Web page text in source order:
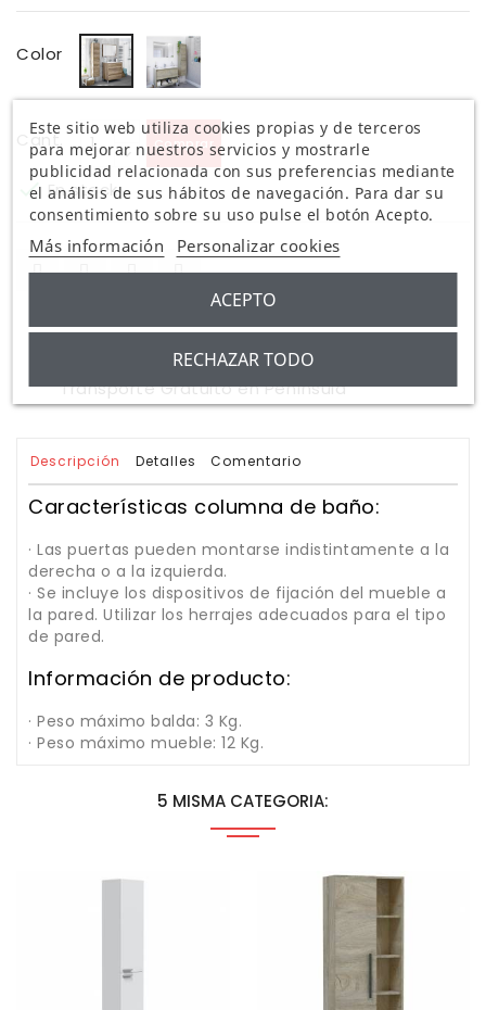
Color Nordik Alaska
Cant. Comprar
 En stock
Transporte Gratuito en Península
Descripción Detalles Comentario
Características columna de baño:
· Las puertas pueden montarse indistintamente a la
derecha o a la izquierda.
· Se incluye los dispositivos de fijación del mueble a
la pared. Utilizar los herrajes adecuados para el tipo
de pared.
Información de producto:
· Peso máximo balda: 3 Kg.
· Peso máximo mueble: 12 Kg.
5 MISMA CATEGORIA:
Este sitio web utiliza cookies propias y de terceros
para mejorar nuestros servicios y mostrarle
publicidad relacionada con sus preferencias mediante
el análisis de sus hábitos de navegación. Para dar su
consentimiento sobre su uso pulse el botón Acepto.
Más información Personalizar cookies
RECHAZAR TODO
ACEPTO